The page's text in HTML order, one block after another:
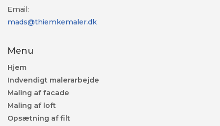
Email:
mads@thiemkemaler.dk
Menu
Hjem
Indvendigt malerarbejde
Maling af facade
Maling af loft
Opsætning af filt